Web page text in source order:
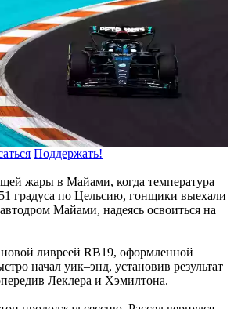
Поддержать!
жары в Майами, когда температура
51 градуса по Цельсию, гонщики выехали
Майами, надеясь освоиться на
ливреей RB19, оформленной
начал уик–энд, установив результат
Леклера и Хэмилтона.